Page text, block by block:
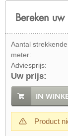
Bereken
Aantal strekkende
meter:
Adviesprijs:
Uw prijs:
IN
Product